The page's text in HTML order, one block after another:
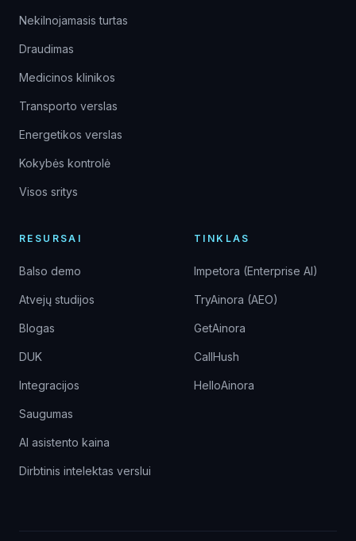
Nekilnojamasis turtas
Draudimas
Medicinos klinikos
Transporto verslas
Energetikos verslas
Kokybės kontrolė
Visos sritys
RESURSAI
Balso demo
Atvejų studijos
Blogas
DUK
Integracijos
Saugumas
AI asistento kaina
Dirbtinis intelektas verslui
TINKLAS
Impetora (Enterprise AI)
TryAinora (AEO)
GetAinora
CallHush
HelloAinora